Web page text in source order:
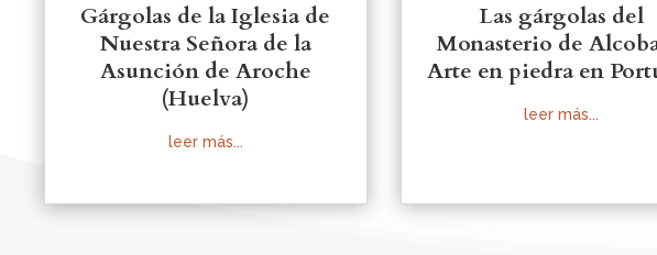
Gárgolas de la Iglesia de
Nuestra Señora de la
Asunción de Aroche
(Huelva)
leer más...
Las gárgolas del
Monasterio de
Arte en piedra en
leer más...